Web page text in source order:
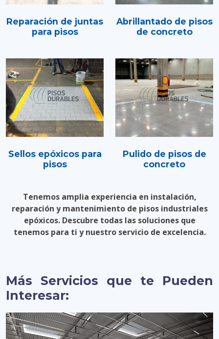
Reparación de juntas
para pisos
Abrillantado de pisos
de concreto
Sellos epóxicos para
pisos
Pulido de pisos de
concreto
Tenemos amplia experiencia en instalación,
reparación y mantenimiento de pisos industriales
epóxicos. Descubre todas las soluciones que
tenemos para ti y nuestro servicio de excelencia.
Más Servicios que te Pueden
Interesar: